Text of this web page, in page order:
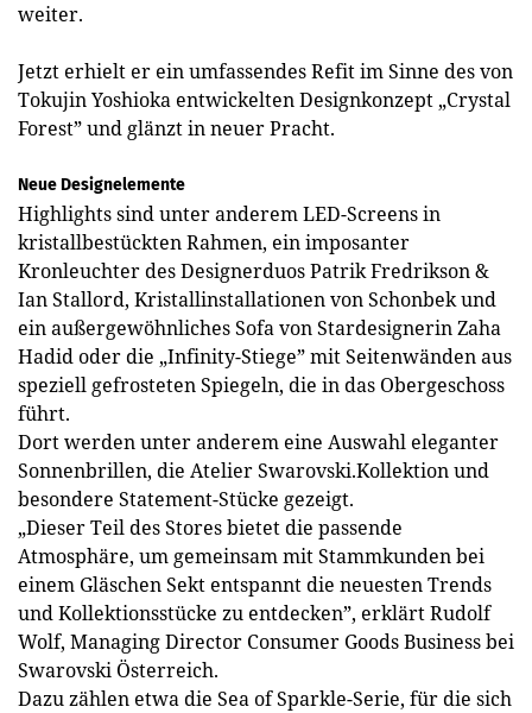
weiter.
Jetzt erhielt er ein umfassendes Refit im Sinne des von
Tokujin ­Yoshioka entwickelten Designkonzept „Crystal
Forest” und glänzt in neuer Pracht.
Neue Designelemente
Highlights sind unter anderem LED-Screens in
kristallbestückten Rahmen, ein imposanter
Kronleuchter des Designerduos Patrik Fredrikson &
Ian Stallord, Kristall­installationen von Schonbek und
ein außergewöhnliches Sofa von Stardesignerin Zaha
Hadid oder die „Infinity-Stiege” mit Seitenwänden aus
speziell gefrosteten Spiegeln, die in das Obergeschoss
führt.
Dort werden unter anderem eine Auswahl eleganter
Sonnenbrillen, die Atelier Swarovski.Kollektion und
besondere Statement-Stücke gezeigt.
„Dieser Teil des Stores bietet die passende
Atmosphäre, um gemeinsam mit Stammkunden bei
einem Gläschen Sekt entspannt die neuesten Trends
und Kollektionsstücke zu entdecken”, erklärt Rudolf
Wolf, Managing Director Consumer Goods Business bei
Swarovski Österreich.
Dazu zählen etwa die Sea of Sparkle-Serie, für die sich